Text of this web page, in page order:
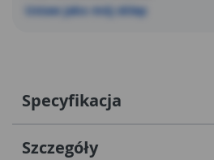
Ustaw jako mój sklep
Specyfikacja
Szczegóły